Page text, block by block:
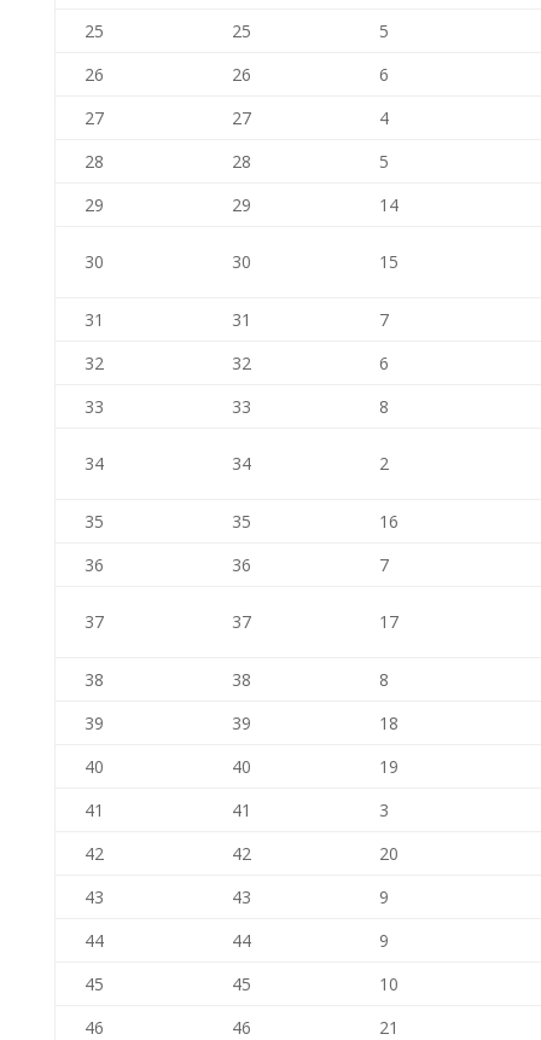
25
25
5
26
26
6
27
27
4
28
28
5
29
29 14
30 30 15
31 31
7
32
32
6
33
33 8
34 34 2
35 35
16
36
36 7
37 37 17
38 38
8
39
39
18
40
40
19
41
41
3
42
42
20
43
43
9
44
44
9
45
45
10
46
46
21